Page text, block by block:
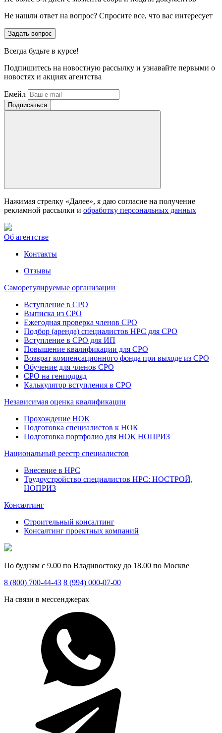
Не нашли ответ на вопрос? Спросите все, что вас интересует
Задать вопрос
Всегда будьте в курсе!
Подпишитесь на новостную рассылку и узнавайте первыми о
новостях и акциях агентства
Емейл
Нажимая стрелку «Далее», я даю согласие на получение
рекламной рассылки и обработку персональных данных
Об агентстве
Контакты
Отзывы
Саморегулируемые организации
Вступление в СРО
Выписка из СРО
Ежегодная проверка членов СРО
Подбор (аренда) специалистов НРС для СРО
Вступление в СРО для ИП
Повышение квалификации для СРО
Возврат компенсационного фонда при выходе из СРО
Обучение для членов СРО
СРО на генподряд
Калькулятор вступления в СРО
Независимая оценка квалификации
Прохождение НОК
Подготовка специалистов к НОК
Подготовка портфолио для НОК НОПРИЗ
Национальный реестр специалистов
Внесение в НРС
Трудоустройство специалистов НРС: НОСТРОЙ,
НОПРИЗ
Консалтинг
Строительный консалтинг
Консалтинг проектных компаний
По будням с 9.00 по Владивостоку до 18.00 по Москве
8 (800) 700-44-43 8 (994) 000-07-00
На связи в мессенджерах